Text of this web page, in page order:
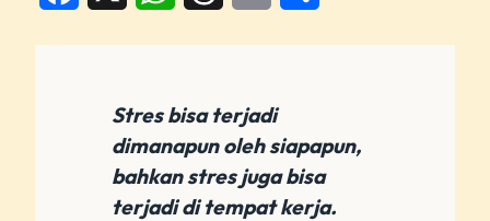
Stres bisa terjadi
dimanapun oleh siapapun,
bahkan stres juga bisa
terjadi di tempat kerja.